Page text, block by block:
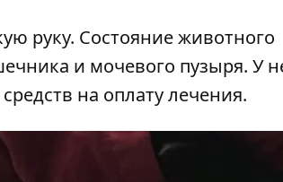
руку. Состояние животного
и мочевого пузыря. У
на оплату лечения.